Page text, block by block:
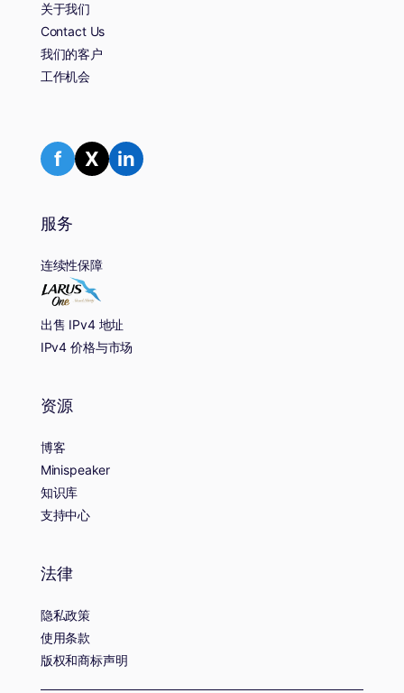
关于我们
Contact Us
我们的客户
工作机会
f X in
服务
连续性保障
出售 IPv4 地址
IPv4 价格与市场
资源
博客
Minispeaker
知识库
支持中心
法律
隐私政策
使用条款
版权和商标声明